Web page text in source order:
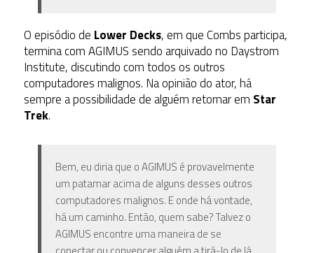
O episódio de Lower Decks, em que Combs participa,
termina com AGIMUS sendo arquivado no Daystrom
Institute, discutindo com todos os outros
computadores malignos. Na opinião do ator, há
sempre a possibilidade de alguém retornar em Star
Trek.
Bem, eu diria que o AGIMUS é provavelmente
um patamar acima de alguns desses outros
computadores malignos. E onde há vontade,
há um caminho. Então, quem sabe? Talvez o
AGIMUS encontre uma maneira de se